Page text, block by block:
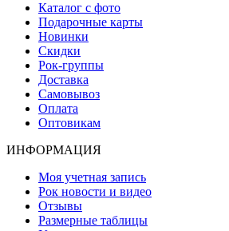
Каталог с фото
Подарочные карты
Новинки
Скидки
Рок-группы
Доставка
Самовывоз
Оплата
Оптовикам
ИНФОРМАЦИЯ
Моя учетная запись
Рок новости и видео
Отзывы
Размерные таблицы